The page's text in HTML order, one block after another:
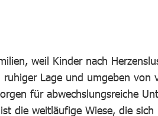
weil Kinder nach
Lage und umgeben von
für abwechslungsreiche
die weitläufige Wiese, die